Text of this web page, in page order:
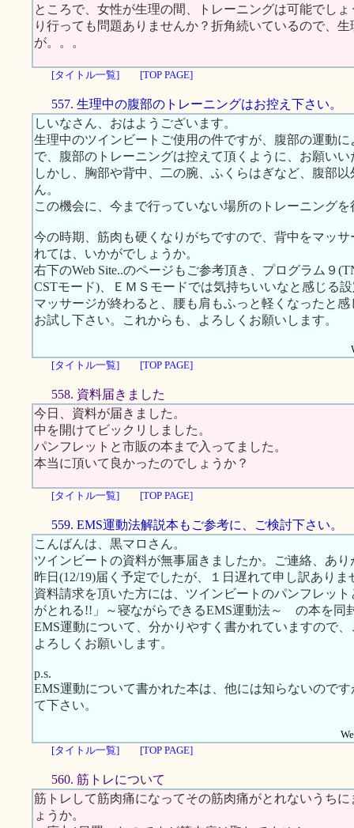
ところで、女性が生理の間、トレーニングは可能でし
り行っても問題ありませんか？折角続いているので、
が。。。
[タイトル一覧] [TOP PAGE]
557. 生理中の腹部のトレーニングはお控え下さい。
しいなさん、おはようございます。
生理中のツインビートご使用の件ですが、腹部の運動
で、腹部のトレーニングは控えて頂くように、お願いい
しかし、胸部や背中、二の腕、ふくらはぎなど、腹部
ん。
この機会に、今まで行っていない場所のトレーニング
今の時期、筋肉も硬くなりがちですので、背中をマッ
れては、いかがでしょうか。
右下のWeb Site..のページもご参考頂き、プログラム９
CSTモード)、ＥＭＳモードでは気持ちいいなと感じる
マッサージが終わると、腰も肩もふっと軽くなったと
お試し下さい。これからも、よろしくお願いします。
[タイトル一覧]
[TOP PAGE]
558. 資料届きました
今日、資料が届きました。
中を開けてビックリしました。
パンフレットと市販の本まで入ってました。
本当に頂いて良かったのでしょうか？
[タイトル一覧] [TOP PAGE]
559. EMS運動法解説本もご参考に、ご検討下さい。
こんばんは、黒マロさん。
ツインビートの資料が無事届きましたか。ご連絡、あ
昨日(12/19)届く予定でしたが、１日遅れて申し訳ありま
資料請求を頂いた方には、ツインビートのパンフレッ
がとれる!!」～寝ながらできるEMS運動法～ の本を同
EMS運動について、分かりやすく書かれていますので
よろしくお願いします。
p.s.
EMS運動について書かれた本は、他には知らないので
て下さい。
[タイトル一覧]
[TOP PAGE]
560. 筋トレについて
筋トレして筋肉痛になってその筋肉痛がとれないうち
ょうか。